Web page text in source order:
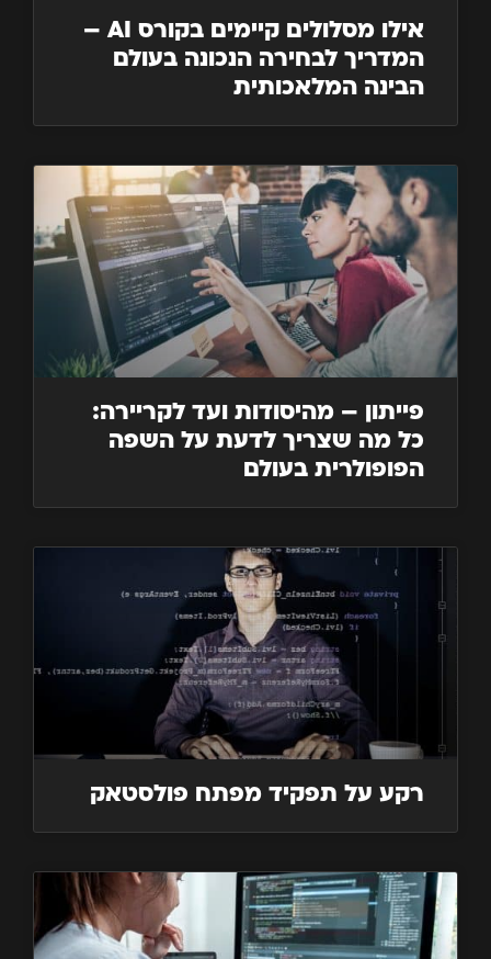
אילו מסלולים קיימים בקורס AI –
המדריך לבחירה הנכונה בעולם
הבינה המלאכותית
פייתון – מהיסודות ועד לקריירה:
כל מה שצריך לדעת על השפה
הפופולרית בעולם
רקע על תפקיד מפתח פולסטאק